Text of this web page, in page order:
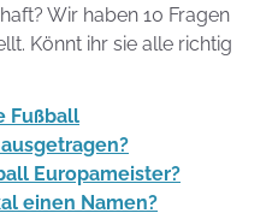
Wir haben 10 Fragen
Könnt ihr sie alle richtig
Fußball
Europameister?
einen Namen?